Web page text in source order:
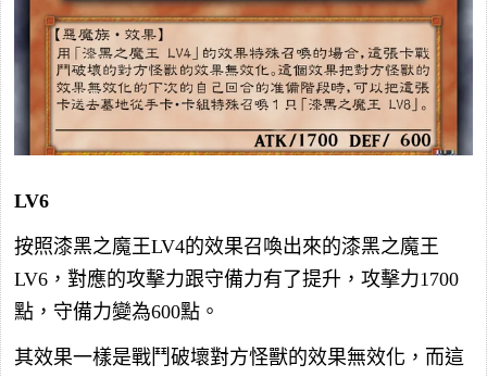
LV6
按照漆黑之魔王LV4的效果召喚出來的漆黑之魔王
LV6，對應的攻擊力跟守備力有了提升，攻擊力1700
點，守備力變為600點。
其效果一樣是戰鬥破壞對方怪獸的效果無效化，而這